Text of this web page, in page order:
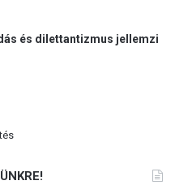
és dilettantizmus jellemzi